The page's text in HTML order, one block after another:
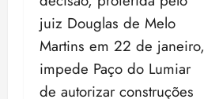
juiz Douglas de Melo
Martins em 22 de janeiro,
impede Paço do Lumiar
de autorizar construções